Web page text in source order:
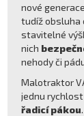
nové
tudíž obsluha
stavitelné
nich
nehody či
Malotraktor
jednu
řadicí pákou